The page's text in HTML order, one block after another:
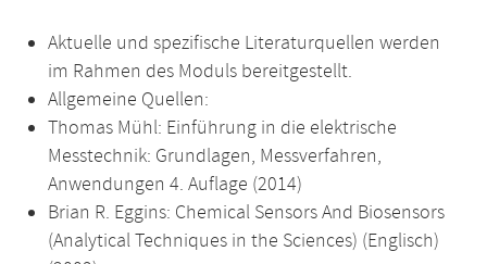
Aktuelle und spezifische Literaturquellen werden
im Rahmen des Moduls bereitgestellt.
Allgemeine Quellen:
Thomas Mühl: Einführung in die elektrische
Messtechnik: Grundlagen, Messverfahren,
Anwendungen 4. Auflage (2014)
Brian R. Eggins: Chemical Sensors And Biosensors
(Analytical Techniques in the Sciences) (Englisch)